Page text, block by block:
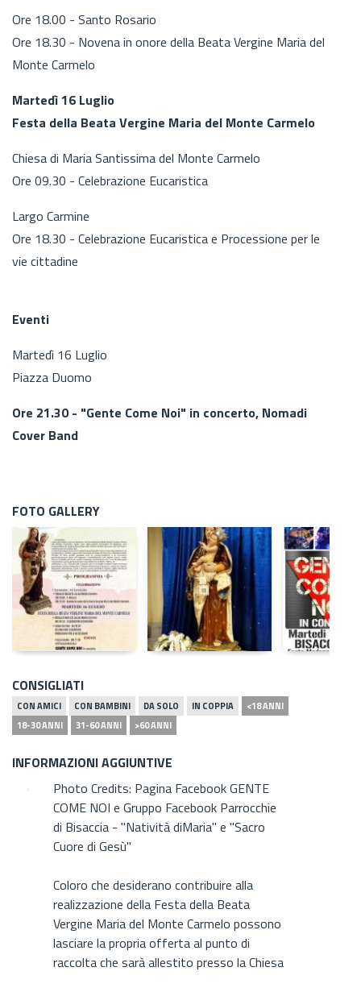
Ore 18.00 - Santo Rosario
Ore 18.30 - Novena in onore della Beata Vergine Maria del
Monte Carmelo
Martedì 16 Luglio
Festa della Beata Vergine Maria del Monte Carmelo
Chiesa di Maria Santissima del Monte Carmelo
Ore 09.30 - Celebrazione Eucaristica
Largo Carmine
Ore 18.30 - Celebrazione Eucaristica e Processione per le
vie cittadine
Eventi
Martedì 16 Luglio
Piazza Duomo
Ore 21.30 - "Gente Come Noi" in concerto, Nomadi
Cover Band
FOTO GALLERY
CONSIGLIATI
CON AMICI CON BAMBINI DA SOLO IN COPPIA
<18 ANNI
18-30 ANNI
31-60 ANNI >60 ANNI
INFORMAZIONI AGGIUNTIVE
Photo Credits: Pagina Facebook GENTE
COME NOI e Gruppo Facebook Parrocchie
di Bisaccia - "Natività diMaria" e "Sacro
Cuore di Gesù"
Coloro che desiderano contribuire alla
realizzazione della Festa della Beata
Vergine Maria del Monte Carmelo possono
lasciare la propria offerta al punto di
raccolta che sarà allestito presso la Chiesa